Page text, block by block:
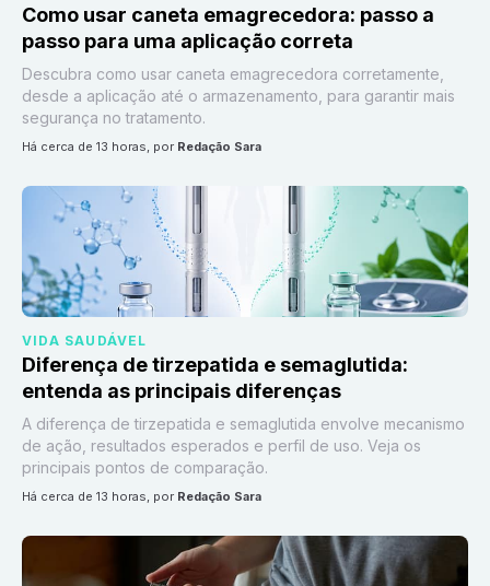
Como usar caneta emagrecedora: passo a
passo para uma aplicação correta
Descubra como usar caneta emagrecedora corretamente,
desde a aplicação até o armazenamento, para garantir mais
segurança no tratamento.
há cerca de 13 horas, por Redação Sara
VIDA SAUDÁVEL
Diferença de tirzepatida e semaglutida:
entenda as principais diferenças
A diferença de tirzepatida e semaglutida envolve mecanismo
de ação, resultados esperados e perfil de uso. Veja os
principais pontos de comparação.
há cerca de 13 horas, por Redação Sara